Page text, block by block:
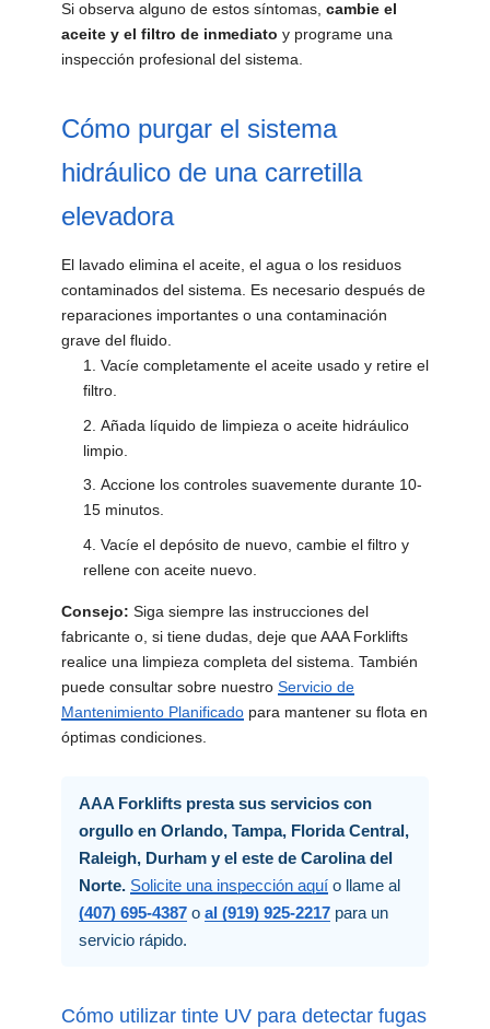
Si observa alguno de estos síntomas, cambie el
aceite y el filtro de inmediato y programe una
inspección profesional del sistema.
Cómo purgar el sistema
hidráulico de una carretilla
elevadora
El lavado elimina el aceite, el agua o los residuos
contaminados del sistema. Es necesario después de
reparaciones importantes o una contaminación
grave del fluido.
Vacíe completamente el aceite usado y retire el
filtro.
Añada líquido de limpieza o aceite hidráulico
limpio.
Accione los controles suavemente durante 10-
15 minutos.
Vacíe el depósito de nuevo, cambie el filtro y
rellene con aceite nuevo.
Consejo: Siga siempre las instrucciones del
fabricante o, si tiene dudas, deje que AAA Forklifts
realice una limpieza completa del sistema. También
puede consultar sobre nuestro Servicio de
Mantenimiento Planificado para mantener su flota en
óptimas condiciones.
AAA Forklifts presta sus servicios con
orgullo en Orlando, Tampa, Florida Central,
Raleigh, Durham y el este de Carolina del
Norte. Solicite una inspección aquí o llame al
(407) 695-4387 o al (919) 925-2217 para un
servicio rápido.
Cómo utilizar tinte UV para detectar fugas